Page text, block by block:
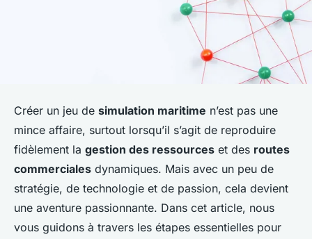
Créer un jeu de simulation maritime n’est pas une
mince affaire, surtout lorsqu’il s’agit de reproduire
fidèlement la gestion des ressources et des routes
commerciales dynamiques. Mais avec un peu de
stratégie, de technologie et de passion, cela devient
une aventure passionnante. Dans cet article, nous
vous guidons à travers les étapes essentielles pour